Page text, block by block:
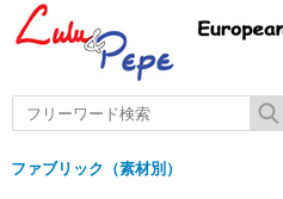
ファブリック（素材別）